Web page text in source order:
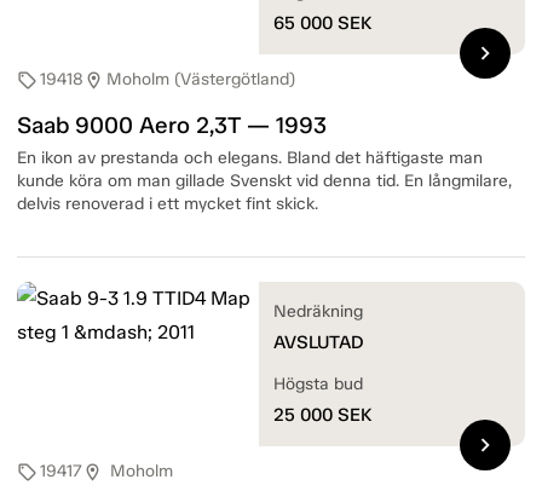
sell19418 location_on Moholm (Västergötland)
Saab 9000 Aero 2,3T — 1993
En ikon av prestanda och elegans. Bland det häftigaste man
kunde köra om man gillade Svenskt vid denna tid. En långmilare,
delvis renoverad i ett mycket fint skick.
65 000 SEK
chevron_right
sell19417location_on Moholm
Nedräkning
AVSLUTAD
Högsta bud
25 000 SEK
chevron_right